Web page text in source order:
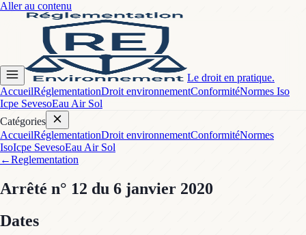
Aller au contenu
Le droit en pratique.
AccueilRéglementationDroit environnementConformitéNormes Iso
Icpe SevesoEau Air Sol
Catégories
AccueilRéglementationDroit environnementConformitéNormes
IsoIcpe SevesoEau Air Sol
←Reglementation
Arrêté n° 12 du 6 janvier 2020
Dates